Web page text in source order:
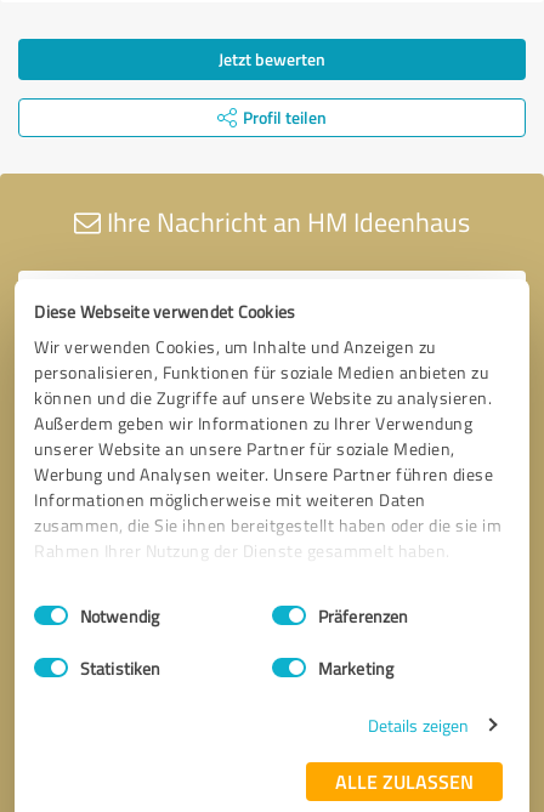
Diese Webseite verwendet Cookies
Wir verwenden Cookies, um Inhalte und Anzeigen zu
personalisieren, Funktionen für soziale Medien anbieten zu
können und die Zugriffe auf unsere Website zu analysieren.
Außerdem geben wir Informationen zu Ihrer Verwendung
unserer Website an unsere Partner für soziale Medien,
Werbung und Analysen weiter. Unsere Partner führen diese
Informationen möglicherweise mit weiteren Daten
zusammen, die Sie ihnen bereitgestellt haben oder die sie im
Rahmen Ihrer Nutzung der Dienste gesammelt haben.
Impressum Datenschutzbestimmungen
Einwilligungsauswahl
Notwendig Präferenzen
Statistiken Marketing
Details zeigen
ALLE ZULASSEN
Jetzt bewerten
Profil teilen
Ihre Nachricht an HM Ideenhaus
* Erforderliche Angaben